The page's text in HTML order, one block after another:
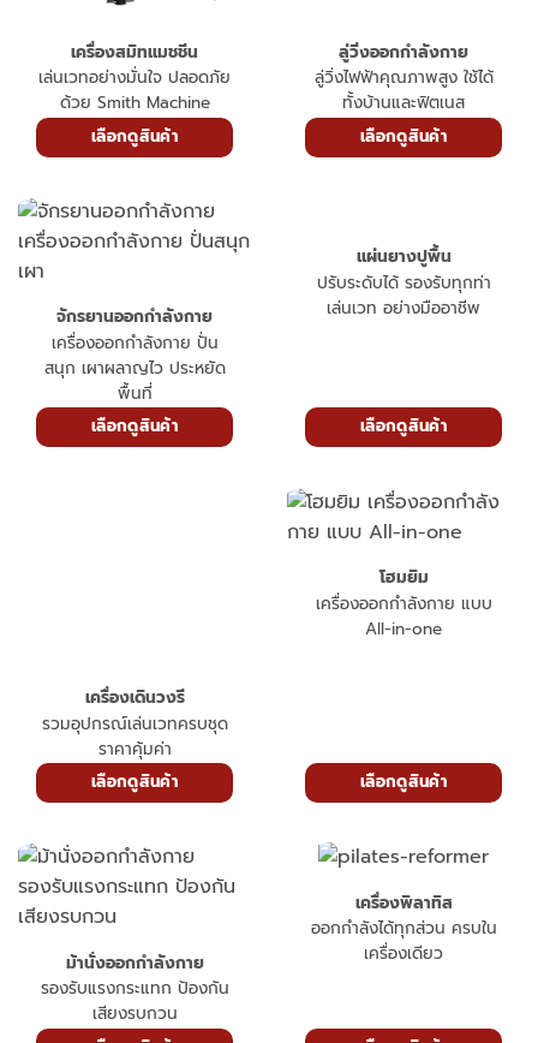
เครื่องสมิทแมชชีน
เล่นเวทอย่างมั่นใจ ปลอดภัย
ด้วย Smith Machine
เลือกดูสินค้า
ลู่วิ่งออกกำลังกาย
ลู่วิ่งไฟฟ้าคุณภาพสูง ใช้ได้
ทั้งบ้านและฟิตเนส
เลือกดูสินค้า
จักรยานออกกำลังกาย
เครื่องออกกำลังกาย ปั่น
สนุก เผาผลาญไว ประหยัด
พื้นที่
เลือกดูสินค้า
แผ่นยางปูพื้น
ปรับระดับได้ รองรับทุกท่า
เล่นเวท อย่างมืออาชีพ
เลือกดูสินค้า
เครื่องเดินวงรี
รวมอุปกรณ์เล่นเวทครบชุด
ราคาคุ้มค่า
เลือกดูสินค้า
โฮมยิม
เครื่องออกกำลังกาย แบบ
All-in-one
เลือกดูสินค้า
ม้านั่งออกกำลังกาย
รองรับแรงกระแทก ป้องกัน
เสียงรบกวน
เครื่องพิลาทิส
ออกกำลังได้ทุกส่วน ครบใน
เครื่องเดียว